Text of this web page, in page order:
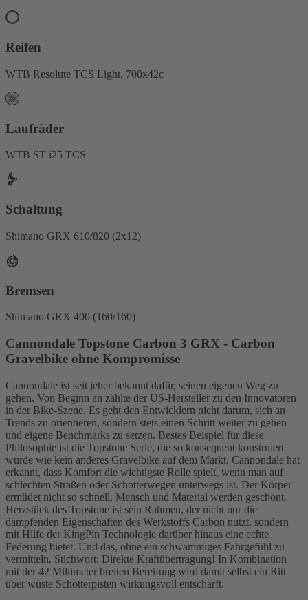
Reifen
WTB Resolute TCS Light, 700x42c
Laufräder
WTB ST i25 TCS
Schaltung
Shimano GRX 610/820 (2x12)
Bremsen
Shimano GRX 400 (160/160)
Cannondale Topstone Carbon 3 GRX - Carbon
Gravelbike ohne Kompromisse
Cannondale ist seit jeher bekannt dafür, seinen eigenen Weg zu
gehen. Von Beginn an zählte der US-Hersteller zu den Innovatoren
in der Bike-Szene. Es geht den Entwicklern nicht darum, sich an
Trends zu orientieren, sondern stets einen Schritt weiter zu gehen
und eigene Benchmarks zu setzen. Bestes Beispiel für diese
Philosophie ist die Topstone Serie, die so konsequent konstruiert
wurde wie kein anderes Gravelbike auf dem Markt. Cannondale hat
erkannt, dass Komfort die wichtigste Rolle spielt, wenn man auf
schlechten Straßen oder Schotterwegen unterwegs ist. Der Körper
ermüdet nicht so schnell, Mensch und Material werden geschont.
Herzstück des Topstone ist sein Rahmen, der nicht nur die
dämpfenden Eigenschaften des Werkstoffs Carbon nutzt, sondern
mit Hilfe der KingPin Technologie darüber hinaus eine echte
Federung bietet. Und das, ohne ein schwammiges Fahrgefühl zu
vermitteln. Stichwort: Direkte Kraftübertragung! In Kombination
mit der 42 Millimeter breiten Bereifung wird damit selbst ein Ritt
über wüste Schotterpisten wirkungsvoll entschärft.